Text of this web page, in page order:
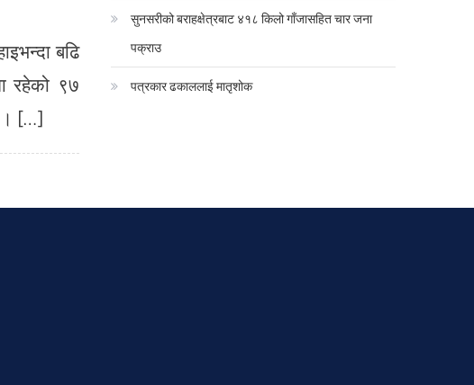
बढि
रहेको ९७
। […]
सुनसरीको बराहक्षेत्रबाट ४१८ किलो गाँजासहित चार जना
पक्राउ
पत्रकार ढकाललाई मातृशोक